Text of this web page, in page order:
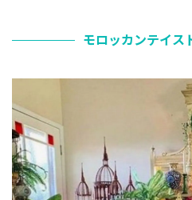
モロッカンテイス